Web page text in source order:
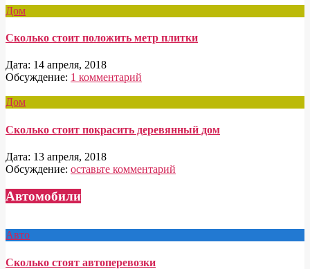
Дом
Сколько стоит положить метр плитки
Дата: 14 апреля, 2018
Обсуждение: 1 комментарий
Дом
Сколько стоит покрасить деревянный дом
Дата: 13 апреля, 2018
Обсуждение: оставьте комментарий
Автомобили
Авто
Сколько стоят автоперевозки